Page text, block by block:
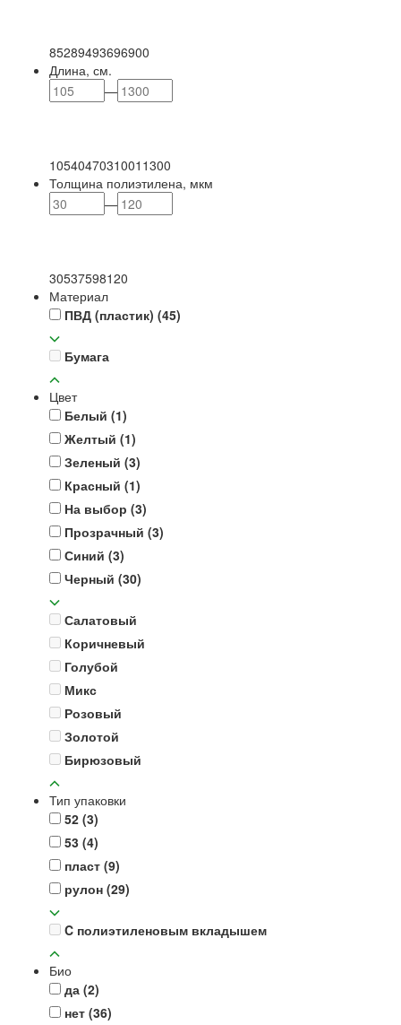
85289493696900
Длина, см.
—
1054047031001 1300
Толщина полиэтилена, мкм
—
30537598120
Материал
ПВД (пластик) (45)
Бумага
Цвет
Белый (1)
Желтый (1)
Зеленый (3)
Красный (1)
На выбор (3)
Прозрачный (3)
Синий (3)
Черный (30)
Салатовый
Коричневый
Голубой
Микс
Розовый
Золотой
Бирюзовый
Тип упаковки
52 (3)
53 (4)
пласт (9)
рулон (29)
C полиэтиленовым вкладышем
Био
да (2)
нет (36)